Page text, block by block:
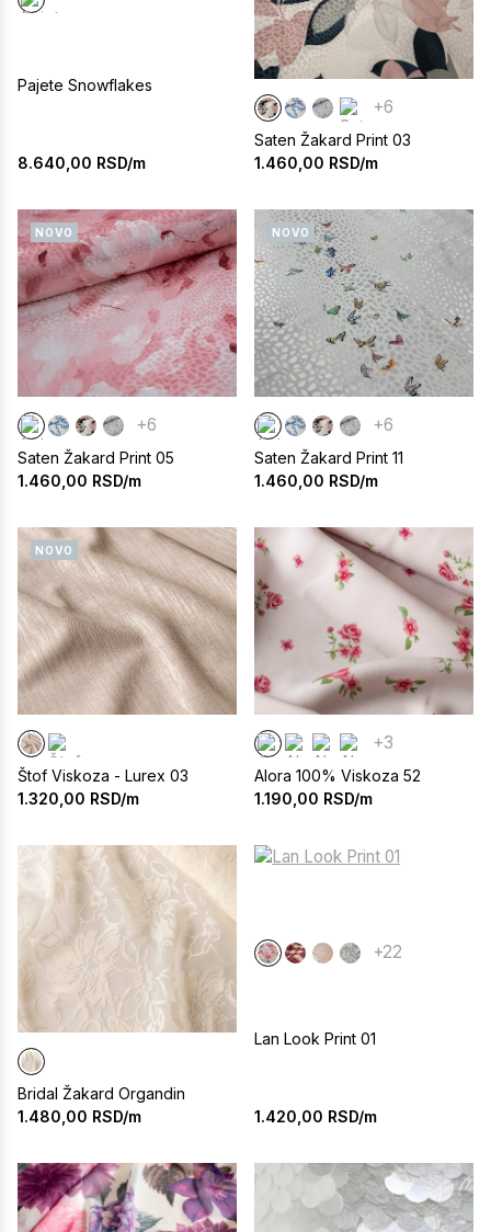
Pajete Snowflakes
8.640,00 RSD/m
+6
Saten Žakard Print 03
1.460,00 RSD/m
NOVO
+6
Saten Žakard Print 05
1.460,00 RSD/m
NOVO
+6
Saten Žakard Print 11
1.460,00 RSD/m
NOVO
Štof Viskoza - Lurex 03
1.320,00 RSD/m
+3
Alora 100% Viskoza 52
1.190,00 RSD/m
Bridal Žakard Organdin
1.480,00 RSD/m
+22
Lan Look Print 01
1.420,00 RSD/m